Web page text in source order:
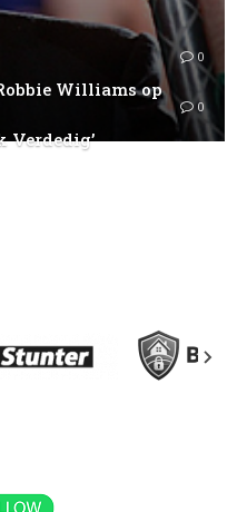
0
Williams op
0
Verdedig’